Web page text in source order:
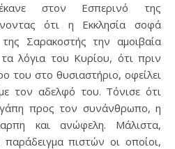
στον Εσπερινό της
ότι η Εκκλησία σοφά
Σαρακοστής την αμοιβαία
λόγια του Κυρίου, ότι πριν
του στο θυσιαστήριο, οφείλει
τον αδελφό του. Τόνισε ότι
προς τον συνάνθρωπο, η
και ανώφελη. Μάλιστα,
παράδειγμα πιστών οι οποίοι,